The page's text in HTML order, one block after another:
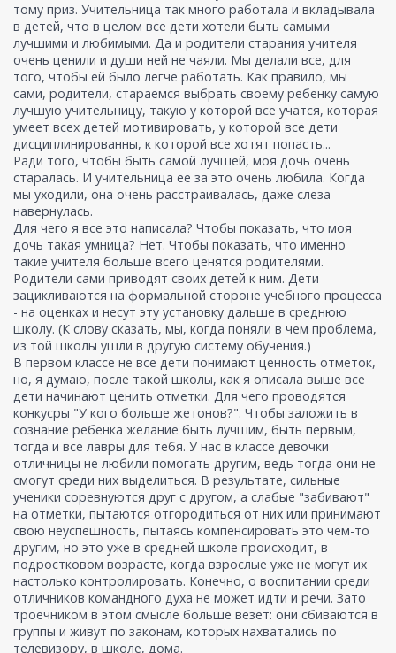
тому приз. Учительница так много работала и вкладывала
в детей, что в целом все дети хотели быть самыми
лучшими и любимыми. Да и родители старания учителя
очень ценили и души ней не чаяли. Мы делали все, для
того, чтобы ей было легче работать. Как правило, мы
сами, родители, стараемся выбрать своему ребенку самую
лучшую учительницу, такую у которой все учатся, которая
умеет всех детей мотивировать, у которой все дети
дисциплинированны, к которой все хотят попасть...
Ради того, чтобы быть самой лучшей, моя дочь очень
старалась. И учительница ее за это очень любила. Когда
мы уходили, она очень расстраивалась, даже слеза
навернулась.
Для чего я все это написала? Чтобы показать, что моя
дочь такая умница? Нет. Чтобы показать, что именно
такие учителя больше всего ценятся родителями.
Родители сами приводят своих детей к ним. Дети
зацикливаются на формальной стороне учебного процесса
- на оценках и несут эту установку дальше в среднюю
школу. (К слову сказать, мы, когда поняли в чем проблема,
из той школы ушли в другую систему обучения.)
В первом классе не все дети понимают ценность отметок,
но, я думаю, после такой школы, как я описала выше все
дети начинают ценить отметки. Для чего проводятся
конкусры "У кого больше жетонов?". Чтобы заложить в
сознание ребенка желание быть лучшим, быть первым,
тогда и все лавры для тебя. У нас в классе девочки
отличницы не любили помогать другим, ведь тогда они не
смогут среди них выделиться. В результате, сильные
ученики соревнуются друг с другом, а слабые "забивают"
на отметки, пытаются отгородиться от них или принимают
свою неуспешность, пытаясь компенсировать это чем-то
другим, но это уже в средней школе происходит, в
подростковом возрасте, когда взрослые уже не могут их
настолько контролировать. Конечно, о воспитании среди
отличников командного духа не может идти и речи. Зато
троечником в этом смысле больше везет: они сбиваются в
группы и живут по законам, которых нахватались по
телевизору, в школе, дома.